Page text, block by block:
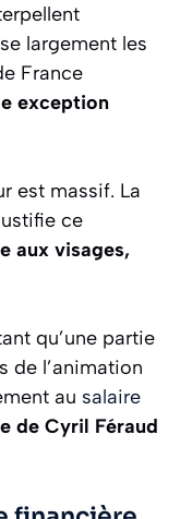
largement les
France
exception
est massif. La
ce
aux visages,
qu’une partie
de l’animation
au salaire
de Cyril Féraud